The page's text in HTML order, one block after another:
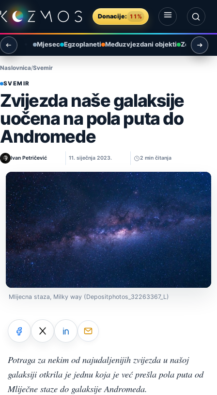
Preskoči na sadržaj
Donacije: 11%
Otvori izbornik
Otvori pretragu
Mjesec Egzoplaneti Međuzvjezdani objekti Zemlja i
Naslovnica Svemir
SVEMIR
Zvijezda naše galaksije
uočena na pola puta do
Andromede
Ivan Petričević 11. siječnja 2023. 2 min čitanja
Mlijecna staza, Milky way (Depositphotos_32263367_L)
Potraga za nekim od najudaljenijih zvijezda u našoj
galaksiji otkrila je jednu koja je već prešla pola puta od
Mliječne staze do galaksije Andromeda.